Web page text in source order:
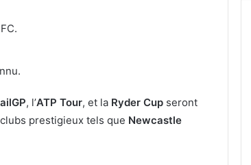
, l’ATP Tour, et la Ryder Cup seront
prestigieux tels que Newcastle